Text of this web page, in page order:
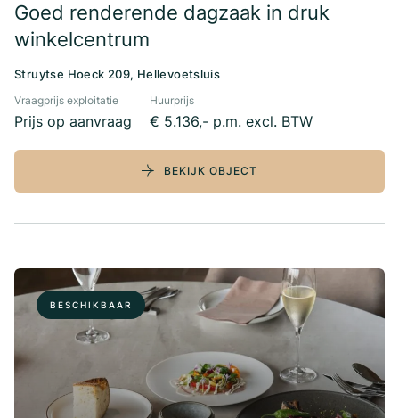
Goed renderende dagzaak in druk
winkelcentrum
Struytse Hoeck 209, Hellevoetsluis
Vraagprijs exploitatie
Prijs op aanvraag
Huurprijs
€ 5.136,- p.m. excl. BTW
BEKIJK OBJECT
BESCHIKBAAR